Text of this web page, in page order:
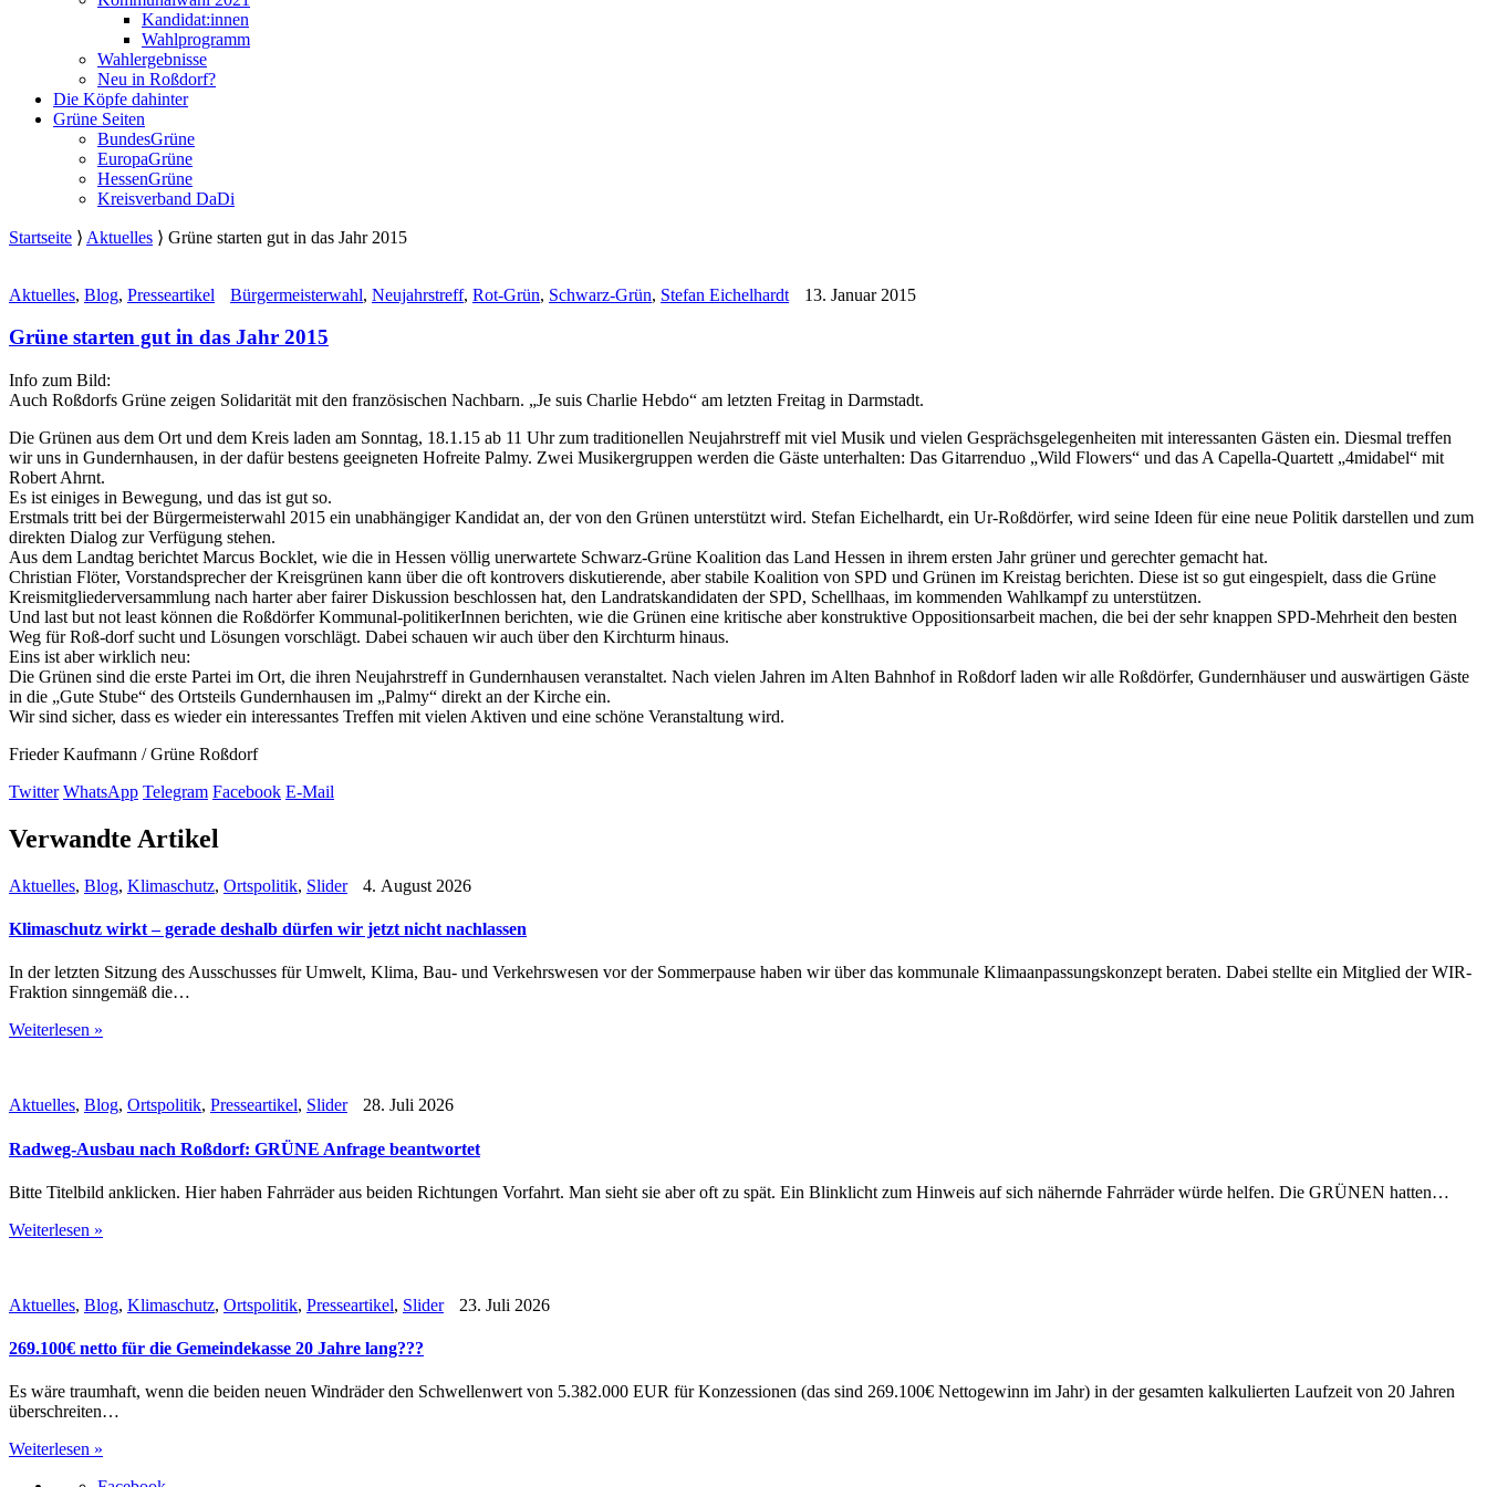
Kandidat:innen
Wahlprogramm
Wahlergebnisse
Neu in Roßdorf?
Die Köpfe dahinter
Grüne Seiten
BundesGrüne
EuropaGrüne
HessenGrüne
Kreisverband DaDi
Startseite ⟩ Aktuelles ⟩ Grüne starten gut in das Jahr 2015
Aktuelles, Blog, Presseartikel Bürgermeisterwahl, Neujahrstreff, Rot-Grün, Schwarz-Grün, Stefan Eichelhardt 13. Januar 2015
Grüne starten gut in das Jahr 2015
Info zum Bild:
Auch Roßdorfs Grüne zeigen Solidarität mit den französischen Nachbarn. „Je suis Charlie Hebdo“ am letzten Freitag in Darmstadt.
Die Grünen aus dem Ort und dem Kreis laden am Sonntag, 18.1.15 ab 11 Uhr zum traditionellen Neujahrstreff mit viel Musik und vielen Gesprächsgelegenheiten mit interessanten Gästen ein. Diesmal treffen
wir uns in Gundernhausen, in der dafür bestens geeigneten Hofreite Palmy. Zwei Musikergruppen werden die Gäste unterhalten: Das Gitarrenduo „Wild Flowers“ und das A Capella-Quartett „4midabel“ mit
Robert Ahrnt.
Es ist einiges in Bewegung, und das ist gut so.
Erstmals tritt bei der Bürgermeisterwahl 2015 ein unabhängiger Kandidat an, der von den Grünen unterstützt wird. Stefan Eichelhardt, ein Ur-Roßdörfer, wird seine Ideen für eine neue Politik darstellen und zum
direkten Dialog zur Verfügung stehen.
Aus dem Landtag berichtet Marcus Bocklet, wie die in Hessen völlig unerwartete Schwarz-Grüne Koalition das Land Hessen in ihrem ersten Jahr grüner und gerechter gemacht hat.
Christian Flöter, Vorstandsprecher der Kreisgrünen kann über die oft kontrovers diskutierende, aber stabile Koalition von SPD und Grünen im Kreistag berichten. Diese ist so gut eingespielt, dass die Grüne
Kreismitgliederversammlung nach harter aber fairer Diskussion beschlossen hat, den Landratskandidaten der SPD, Schellhaas, im kommenden Wahlkampf zu unterstützen.
Und last but not least können die Roßdörfer Kommunal-politikerInnen berichten, wie die Grünen eine kritische aber konstruktive Oppositionsarbeit machen, die bei der sehr knappen SPD-Mehrheit den besten
Weg für Roß-dorf sucht und Lösungen vorschlägt. Dabei schauen wir auch über den Kirchturm hinaus.
Eins ist aber wirklich neu:
Die Grünen sind die erste Partei im Ort, die ihren Neujahrstreff in Gundernhausen veranstaltet. Nach vielen Jahren im Alten Bahnhof in Roßdorf laden wir alle Roßdörfer, Gundernhäuser und auswärtigen Gäste
in die „Gute Stube“ des Ortsteils Gundernhausen im „Palmy“ direkt an der Kirche ein.
Wir sind sicher, dass es wieder ein interessantes Treffen mit vielen Aktiven und eine schöne Veranstaltung wird.
Frieder Kaufmann / Grüne Roßdorf
Twitter WhatsApp Telegram Facebook E-Mail
Verwandte Artikel
Aktuelles, Blog, Klimaschutz, Ortspolitik, Slider 4. August 2026
Klimaschutz wirkt – gerade deshalb dürfen wir jetzt nicht nachlassen
In der letzten Sitzung des Ausschusses für Umwelt, Klima, Bau- und Verkehrswesen vor der Sommerpause haben wir über das kommunale Klimaanpassungskonzept beraten. Dabei stellte ein Mitglied der WIR-
Fraktion sinngemäß die…
Weiterlesen »
Aktuelles, Blog, Ortspolitik, Presseartikel, Slider 28. Juli 2026
Radweg-Ausbau nach Roßdorf: GRÜNE Anfrage beantwortet
Bitte Titelbild anklicken. Hier haben Fahrräder aus beiden Richtungen Vorfahrt. Man sieht sie aber oft zu spät. Ein Blinklicht zum Hinweis auf sich nähernde Fahrräder würde helfen. Die GRÜNEN hatten…
Weiterlesen »
Aktuelles, Blog, Klimaschutz, Ortspolitik, Presseartikel, Slider 23. Juli 2026
269.100€ netto für die Gemeindekasse 20 Jahre lang???
Es wäre traumhaft, wenn die beiden neuen Windräder den Schwellenwert von 5.382.000 EUR für Konzessionen (das sind 269.100€ Nettogewinn im Jahr) in der gesamten kalkulierten Laufzeit von 20 Jahren
überschreiten…
Weiterlesen »